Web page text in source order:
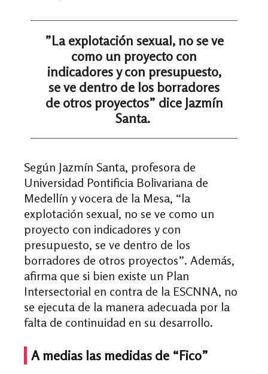
”La explotación sexual, no se ve
como un proyecto con
indicadores y con presupuesto,
se ve dentro de los borradores
de otros proyectos” dice Jazmín
Santa.
Según Jazmín Santa, profesora de
Universidad Pontificia Bolivariana de
Medellín y vocera de la Mesa, “la
explotación sexual, no se ve como un
proyecto con indicadores y con
presupuesto, se ve dentro de los
borradores de otros proyectos”. Además,
afirma que si bien existe un Plan
Intersectorial en contra de la ESCNNA, no
se ejecuta de la manera adecuada por la
falta de continuidad en su desarrollo.
A medias las medidas de “Fico”